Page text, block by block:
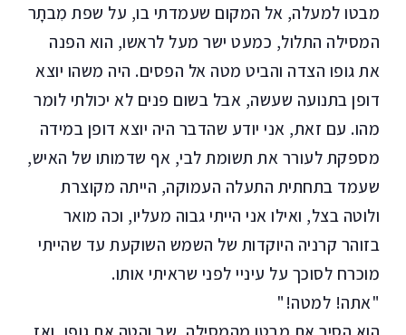
מבטו למעלה, אל המקום שעמדתי בו, על שפת מִבתָר
המסילה התלול, כמעט ישר מעל לראשו, הוא הפנה
את גופו הצדה והביט מטה אל הפסים. היה משהו יוצא
דופן בתנועה שעשה, אבל בשום פנים לא יכולתי לומר
מהו. עם זאת, אני יודע שהדבר היה יוצא דופן במידה
מספקת לעורר את תשומת לבי, אף שדמותו של האיש,
שעמד בתחתית התעלה העמוקה, הייתה מקוצרת
ולוטה בצל, ואילו אני הייתי גבוה מעליו, וכה מואר
בזוהר קרניה היוקדות של השמש השוקעת עד שהייתי
מוכרח לסוכך על עיניי לפני שראיתי אותו.
"אתה! למטה!"